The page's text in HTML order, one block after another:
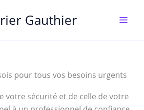
Gauthier
pour tous vos besoins urgents
votre sécurité et de celle de votre